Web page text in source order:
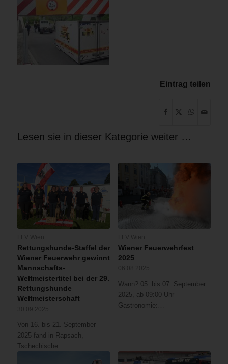
Eintrag teilen
Lesen sie in dieser Kategorie weiter …
Rettungshunde-Staffel der
Wiener Feuerwehr gewinnt
Mannschafts-
Weltmeistertitel bei der 29.
Rettungshunde
Weltmeisterschaft
Von 16. bis 21. September
2025 fand in Rapsach,
Tschechische…
Wiener Feuerwehrfest
2025
Wann? 05. bis 07. September
2025, ab 09:00 Uhr
Gastronomie:…